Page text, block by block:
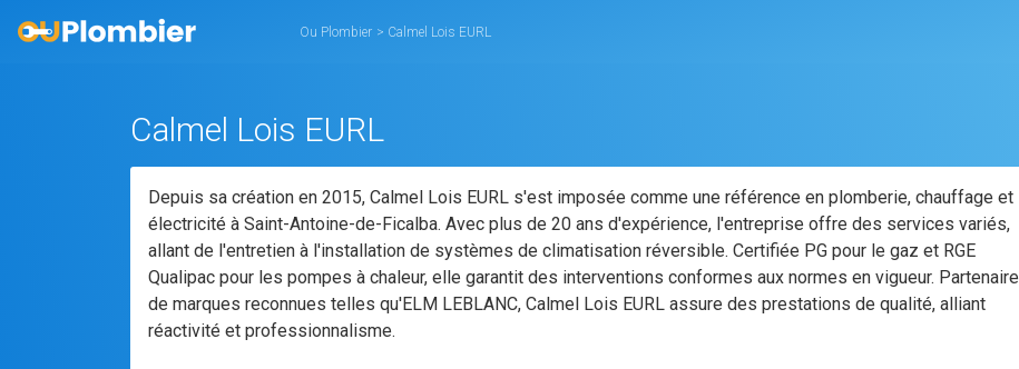
Ou Plombier > Calmel Lois EURL
Calmel Lois EURL
Depuis sa création en 2015, Calmel Lois EURL s'est imposée comme une référence en plomberie, chauffage et
électricité à Saint-Antoine-de-Ficalba. Avec plus de 20 ans d'expérience, l'entreprise offre des services variés,
allant de l'entretien à l'installation de systèmes de climatisation réversible. Certifiée PG pour le gaz et RGE
Qualipac pour les pompes à chaleur, elle garantit des interventions conformes aux normes en vigueur. Partenaire
de marques reconnues telles qu'ELM LEBLANC, Calmel Lois EURL assure des prestations de qualité, alliant
réactivité et professionnalisme.